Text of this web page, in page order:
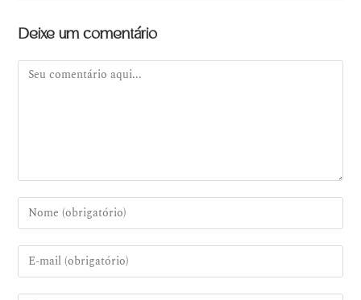
Deixe um comentário